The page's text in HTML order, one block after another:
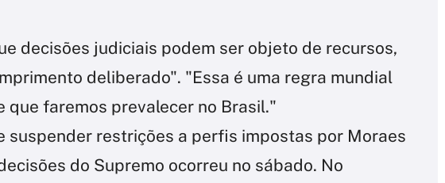
decisões judiciais podem ser objeto de recursos,
deliberado". "Essa é uma regra mundial
que faremos prevalecer no Brasil."
suspender restrições a perfis impostas por Moraes
do Supremo ocorreu no sábado. No